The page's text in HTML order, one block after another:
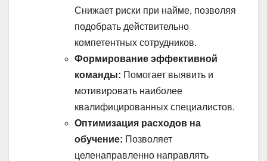
Снижает риски при найме, позволяя
подобрать действительно
компетентных сотрудников.
Формирование эффективной
команды: Помогает выявить и
мотивировать наиболее
квалифицированных специалистов.
Оптимизация расходов на
обучение: Позволяет
целенаправленно направлять